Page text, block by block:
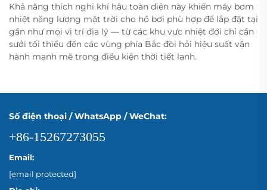
Khả năng thích nghi khí hậu toàn diện này khiến máy bơm
nhiệt năng lượng mặt trời cho hồ bơi phù hợp để lắp đặt tại
gần như mọi vị trí địa lý — từ các khu vực nhiệt đới chỉ cần
sưởi tối thiểu đến các vùng phía Bắc đòi hỏi hiệu suất vận
hành mạnh mẽ trong điều kiện thời tiết lạnh.
Số điện thoại / WhatsApp / WeChat:
+86-15267273055
Email:
[email protected]